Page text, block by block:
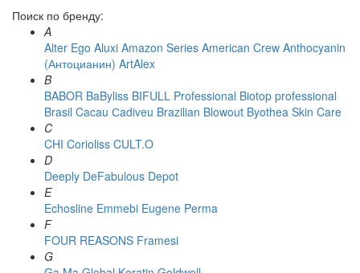
Поиск по бренду:
A
Alter Ego Aluxi Amazon Series American Crew Anthocyanin
(Антоцианин) ArtAlex
B
BABOR BaByliss BIFULL Professional Biotop professional
Brasil Cacau Сadiveu Brazilian Blowout Byothea Skin Care
C
CHI Corioliss CULT.O
D
Deeply DeFabulous Depot
E
Echosline Emmebi Eugene Perma
F
FOUR REASONS Framesi
G